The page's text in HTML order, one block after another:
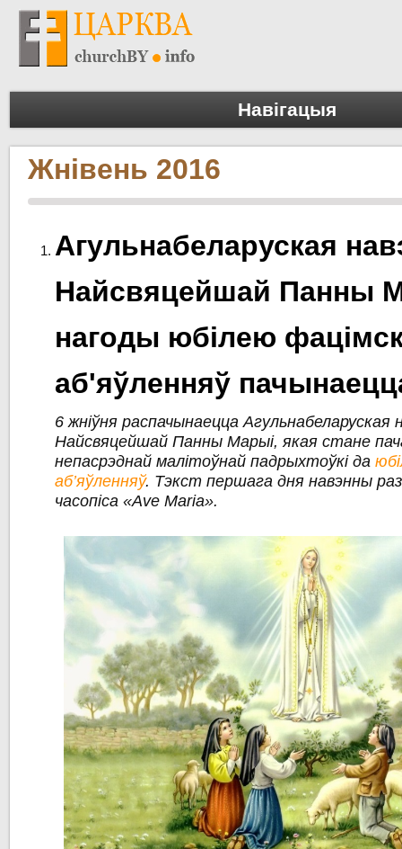
Навігацыя
Жнівень 2016
Агульнабеларуская
Найсвяцейшай Панны
нагоды юбілею
аб'яўленняў
6 жніўня распачынаецца Агульнабеларуская
Найсвяцейшай Панны Марыі, якаястане
непасрэднай малітоўнай падрыхтоўкі да
аб’яўленняў. Тэкст першага дня навэнны
часопіса «Ave Maria».